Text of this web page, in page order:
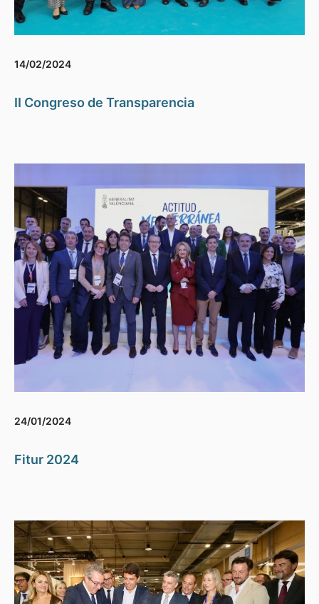
14/02/2024
II Congreso de Transparencia
24/01/2024
Fitur 2024